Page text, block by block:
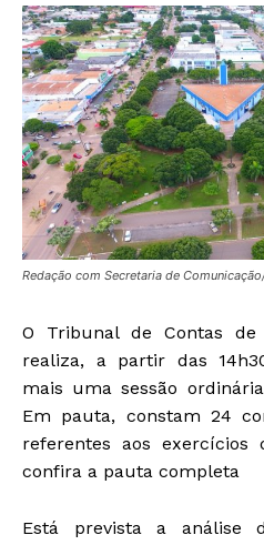
Redação com Secretaria de
O Tribunal de Contas de
realiza, a partir das
mais uma sessão
Em pauta, constam 24
referentes aos exercícios
confira a pauta completa
Está prevista a análise